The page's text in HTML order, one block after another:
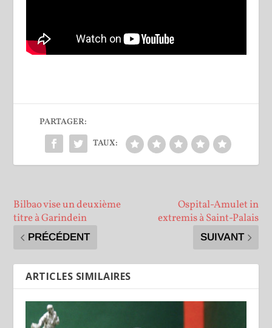
PARTAGER:
TAUX:
Bilbao vise un deuxième
titre à Garindein
PRÉCÉDENT
Ospital-Amulet in
extremis à Saint-Palais
SUIVANT
ARTICLES SIMILAIRES